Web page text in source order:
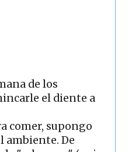
de los
el diente a
comer, supongo
ambiente. De